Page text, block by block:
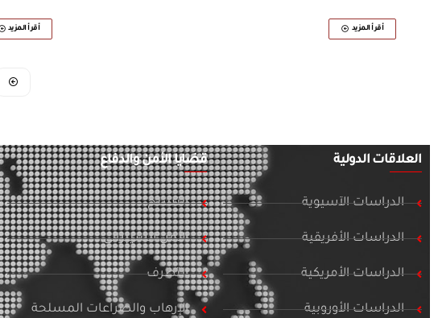
أقرأ المزيد أقرأ المزيد
العلاقات الدولية
الدراسات الآسيوية
الدراسات الأفريقية
الدراسات الأمريكية
الدراسات الأوروبية
قضايا الأمن والدفاع
التسلح
الأمن السيبراني
التطرف
الإرهاب والصراعات المسلحة